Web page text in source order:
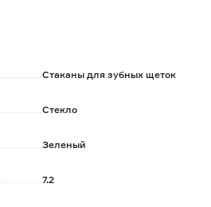
Стаканы для зубных щеток
Стекло
Зеленый
7.2